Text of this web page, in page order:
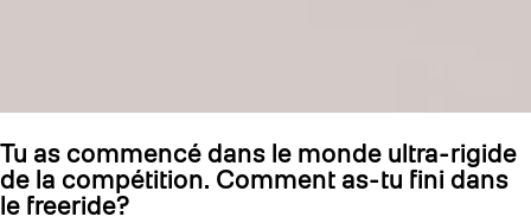
Tu as commencé dans le monde ultra-rigide
de la compétition. Comment as-tu fini dans
le freeride?